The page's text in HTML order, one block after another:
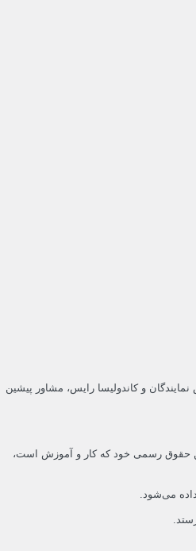
نمایندگان و کاندولیسا رایس، مشاور پیشین
حقوق رسمی خود که کار و آموزش است،
می‌شود.